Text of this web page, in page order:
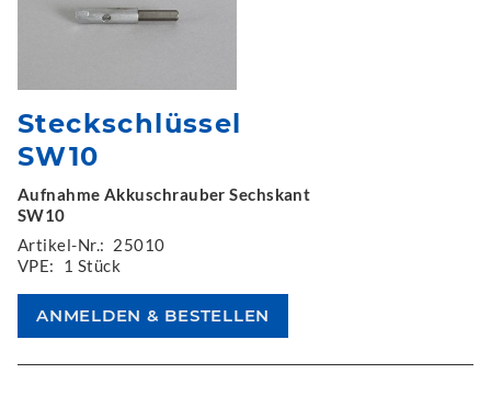
Steckschlüssel
SW10
Aufnahme Akkuschrauber Sechskant
SW10
Artikel-Nr.: 25010
VPE:
1 Stück